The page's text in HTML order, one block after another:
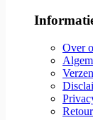
Over